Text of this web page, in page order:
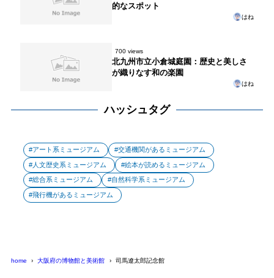
的なスポット
はね
700 views
北九州市立小倉城庭園：歴史と美しさ
が織りなす和の楽園
はね
ハッシュタグ
アート系ミュージアム 交通機関があるミュージアム
人文歴史系ミュージアム 絵本が読めるミュージアム
総合系ミュージアム 自然科学系ミュージアム
飛行機があるミュージアム
home 大阪府の博物館と美術館 司馬遼太郎記念館